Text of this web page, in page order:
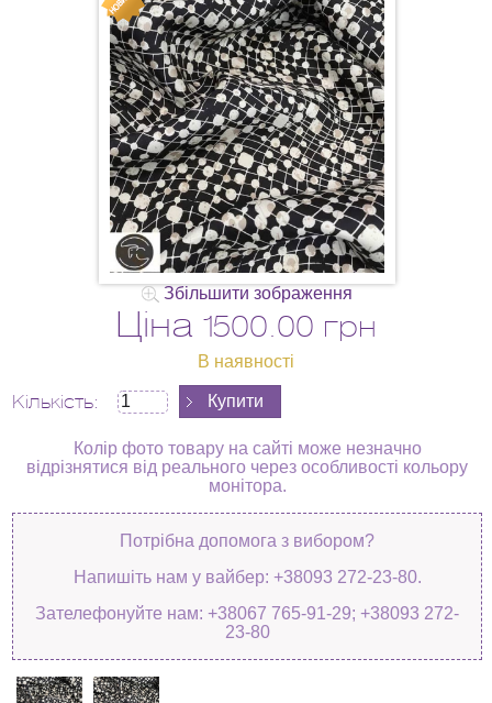
Збільшити зображення
Ціна 1500.00 грн
В наявності
Кількість:
Колір фото товару на сайті може незначно
відрізнятися від реального через особливості кольору
монітора.
Потрібна допомога з вибором?
Напишіть нам у вайбер: +38093 272-23-80.
Зателефонуйте нам: +38067 765-91-29; +38093 272-
23-80